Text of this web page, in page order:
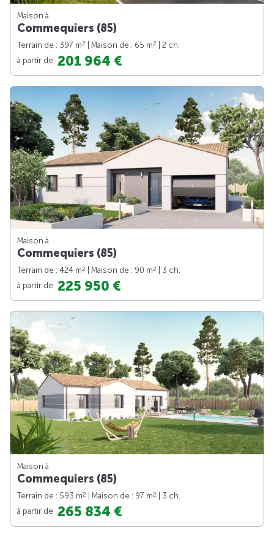
Maison à
Commequiers (85)
Terrain de : 397 m2 | Maison de : 65 m2
| 2 ch.
à partir de 201 964 €
Maison à
Commequiers (85)
Terrain de : 424 m2 | Maison de : 90 m2
| 3 ch.
à partir de 225 950 €
Maison à
Commequiers (85)
Terrain de : 593 m2 | Maison de : 97 m2
| 3 ch.
à partir de 265 834 €